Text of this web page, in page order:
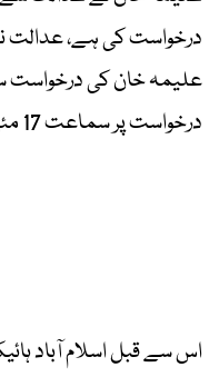
درخواست کی ہے، عدالت
علیمہ خان کی درخواست
درخواست پر سماعت 17 مئی کو ہوگی۔
اس سے قبل اسلام آباد